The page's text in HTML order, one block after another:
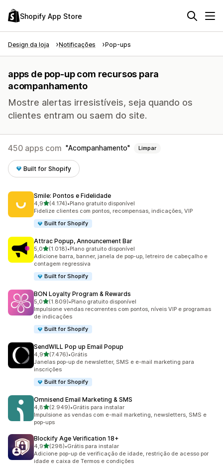
Shopify App Store
Design da loja Notificações Pop-ups
apps de pop-up com recursos para
acompanhamento
Mostre alertas irresistíveis, seja quando os
clientes entram ou saem do site.
450 apps com Acompanhamento Limpar
Built for Shopify
Smile: Pontos e Fidelidade
4,9de 5 estrelas
(4.174)
4174 avaliações ao todo
•Plano gratuito disponível
Fidelize clientes com pontos, recompensas, indicações, VIP
Built for Shopify
Attrac Popup, Announcement Bar
5,0de 5 estrelas
(1.018)
1018 avaliações ao todo
•Plano gratuito disponível
Adicione barra, banner, janela de pop-up, letreiro de cabeçalho e
contagem regressiva
Built for Shopify
BON Loyalty Program & Rewards
5,0de 5 estrelas
(1.809)
1809 avaliações ao todo
•Plano gratuito disponível
Impulsione vendas recorrentes com pontos, níveis VIP e programas
de indicações
Built for Shopify
SendWILL Pop up Email Popup
4,9de 5 estrelas
(7.476)
7476 avaliações ao todo
•Grátis
Janelas pop-up de newsletter, SMS e e-mail marketing para
inscrições
Built for Shopify
Omnisend Email Marketing & SMS
4,8de 5 estrelas
(2.949)
2949 avaliações ao todo
•Grátis para instalar
Impulsione as vendas com e-mail marketing, newsletters, SMS e
pop-ups
Blockify Age Verification 18+
4,9de 5 estrelas
(298)
298 avaliações ao todo
•Grátis para instalar
Adicione pop-up de verificação de idade, restrição de acesso por
idade e caixa de Termos e condições